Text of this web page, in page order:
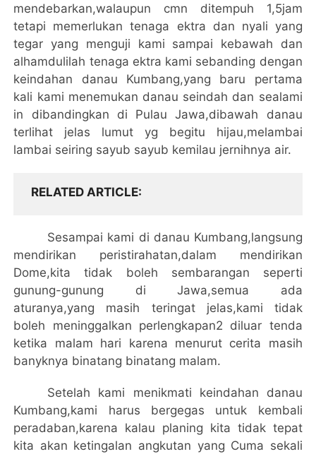
mendebarkan,walaupun cmn ditempuh 1,5jam
tetapi memerlukan tenaga ektra dan nyali yang
tegar yang menguji kami sampai kebawah dan
alhamdulilah tenaga ektra kami sebanding dengan
keindahan danau Kumbang,yang baru pertama
kali kami menemukan danau seindah dan sealami
in dibandingkan di Pulau Jawa,dibawah danau
terlihat jelas lumut yg begitu hijau,melambai
lambai seiring sayub sayub kemilau jernihnya air.
RELATED ARTICLE
Sesampai kami di danau Kumbang,langsung
mendirikan peristirahatan,dalam mendirikan
Dome,kita tidak boleh sembarangan seperti
gunung-gunung di Jawa,semua ada
aturanya,yang masih teringat jelas,kami tidak
boleh meninggalkan perlengkapan2 diluar tenda
ketika malam hari karena menurut cerita masih
banyknya binatang binatang malam.
Setelah kami menikmati keindahan danau
Kumbang,kami harus bergegas untuk kembali
peradaban,karena kalau planing kita tidak tepat
kita akan ketingalan angkutan yang Cuma sekali